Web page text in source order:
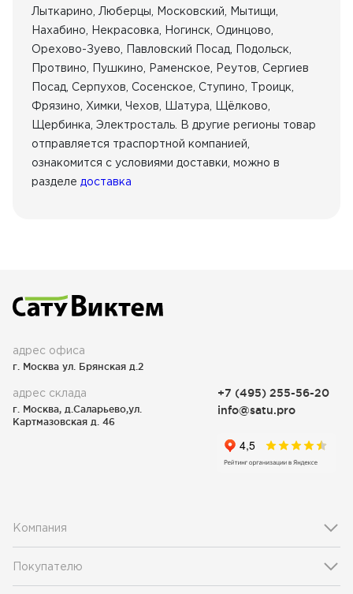
Лыткарино, Люберцы, Московский, Мытищи,
Нахабино, Некрасовка, Ногинск, Одинцово,
Орехово-Зуево, Павловский Посад, Подольск,
Протвино, Пушкино, Раменское, Реутов, Сергиев
Посад, Серпухов, Сосенское, Ступино, Троицк,
Фрязино, Химки, Чехов, Шатура, Щёлково,
Щербинка, Электросталь. В другие регионы товар
отправляется траспортной компанией,
ознакомится с условиями доставки, можно в
разделе доставка
адрес офиса
г. Москва ул. Брянская д.2
адрес склада
г. Москва, д.Саларьево,ул.
Картмазовская д. 46
+7 (495) 255-56-20
info@satu.pro
Компания
Покупателю